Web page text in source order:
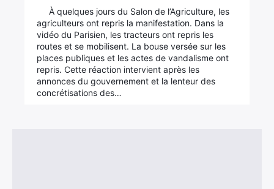
À quelques jours du Salon de l’Agriculture, les
agriculteurs ont repris la manifestation. Dans la
vidéo du Parisien, les tracteurs ont repris les
routes et se mobilisent. La bouse versée sur les
places publiques et les actes de vandalisme ont
repris. Cette réaction intervient après les
annonces du gouvernement et la lenteur des
concrétisations des…